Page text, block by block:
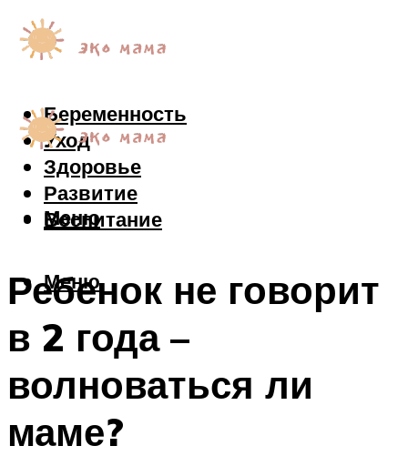
Беременность
Уход
Здоровье
Развитие
Воспитание
Меню
Меню
Ребенок не говорит
в 2 года –
волноваться ли
маме?